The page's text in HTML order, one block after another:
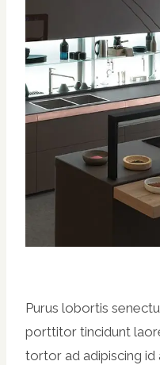
Purus lobortis
porttitor tincidunt
tortor ad adipiscing id